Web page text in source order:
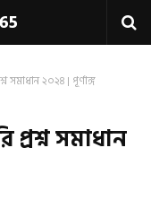
সমাধান ২০২৪ | পূর্ণাঙ্গ
প্রশ্ন সমাধান